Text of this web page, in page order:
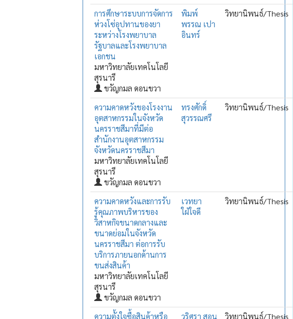
การศึกษาระบบการจัดการ
ห่วงโซ่อุปทานของยา
ระหว่างโรงพยาบาล
รัฐบาลและโรงพยาบาล
เอกชน
มหาวิทยาลัยเทคโนโลยี
สุรนารี
ขวัญกมล ดอนขวา
พิมพ์
พรรณ เปา
อินทร์
วิทยานิพนธ์/Thesis
ความคาดหวังของโรงงาน
อุตสาหกรรมในจังหวัด
นครราชสีมาที่มีต่อ
สำนักงานอุตสาหกรรม
จังหวัดนครราชสีมา
มหาวิทยาลัยเทคโนโลยี
สุรนารี
ขวัญกมล ดอนขวา
ทรงศักดิ์
สุวรรณศรี
วิทยานิพนธ์/Thesis
ความคาดหวังและการรับ
รู้คุณภาพบริหารของ
วิสาหกิจขนาดกลางและ
ขนาดย่อมในจังหวัด
นครราชสีมา ต่อการรับ
บริการภายนอกด้านการ
ขนส่งสินค้า
มหาวิทยาลัยเทคโนโลยี
สุรนารี
ขวัญกมล ดอนขวา
เวทยา
ใฝ่ใจดี
วิทยานิพนธ์/Thesis
ความตั้งใจซื้อสินค้าหรือ
วริศรา สอน
วิทยานิพนธ์/Thesis